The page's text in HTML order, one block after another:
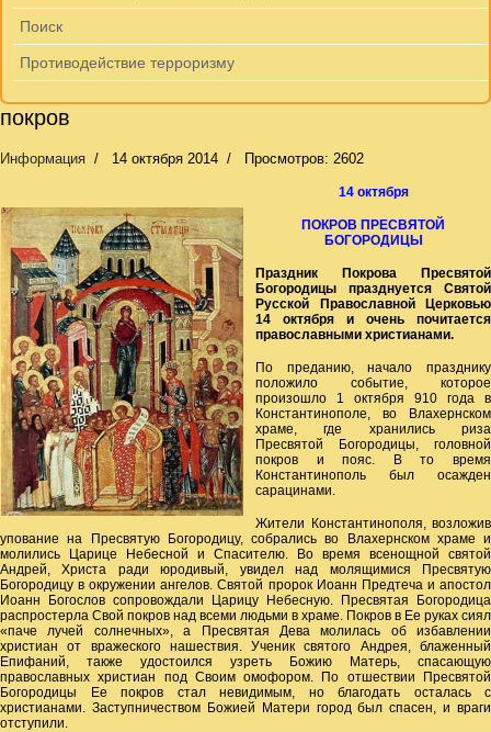
Поиск
Противодействие терроризму
покров
Информация 14 октября 2014 Просмотров: 2602
14 октября
ПОКРОВ ПРЕСВЯТОЙ
БОГОРОДИЦЫ
Праздник Покрова Пресвятой
Богородицы празднуется Святой
Русской Православной Церковью
14 октября и очень почитается
православными христианами.
По преданию, начало празднику
положило событие, которое
произошло 1 октября 910 года в
Константинополе, во Влахернском
храме, где хранились риза
Пресвятой Богородицы, головной
покров и пояс. В то время
Константинополь был осажден
сарацинами.
Жители Константинополя, возложив
упование на Пресвятую Богородицу, собрались во Влахернском храме и
молились Царице Небесной и Спасителю. Во время всенощной святой
Андрей, Христа ради юродивый, увидел над молящимися Пресвятую
Богородицу в окружении ангелов. Святой пророк Иоанн Предтеча и апостол
Иоанн Богослов сопровождали Царицу Небесную. Пресвятая Богородица
распростерла Свой покров над всеми людьми в храме. Покров в Ее руках сиял
«паче лучей солнечных», а Пресвятая Дева молилась об избавлении
христиан от вражеского нашествия. Ученик святого Андрея, блаженный
Епифаний, также удостоился узреть Божию Матерь, спасающую
православных христиан под Своим омофором. По отшествии Пресвятой
Богородицы Ее покров стал невидимым, но благодать осталась с
христианами. Заступничеством Божией Матери город был спасен, и враги
отступили.